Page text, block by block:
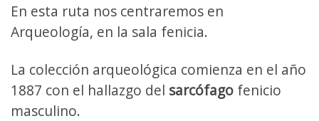
En esta ruta nos centraremos en
Arqueología, en la sala fenicia.
La colección arqueológica comienza en el año
1887 con el hallazgo del sarcófago fenicio
masculino.